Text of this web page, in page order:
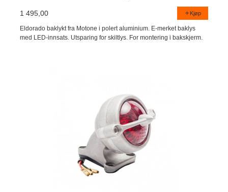
1 495,00 Kjøp
Eldorado baklykt fra Motone i polert aluminium. E-merket baklys
med LED-innsats. Utsparing for skiltlys. For montering i bakskjerm.